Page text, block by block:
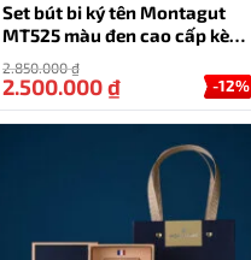
Set bút bi ký tên Montagut
MT525 màu đen cao cấp kèm
2 ngòi và bao da
2.850.000₫
-12%
2.500.000₫